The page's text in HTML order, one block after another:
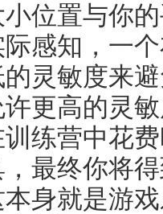
位置与你
感知，一
灵敏度来
更高的灵
练营中花
最终你将
身就是游